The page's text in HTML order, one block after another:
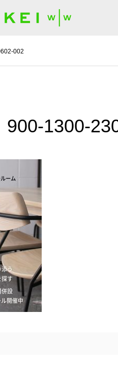
002
900-1300-